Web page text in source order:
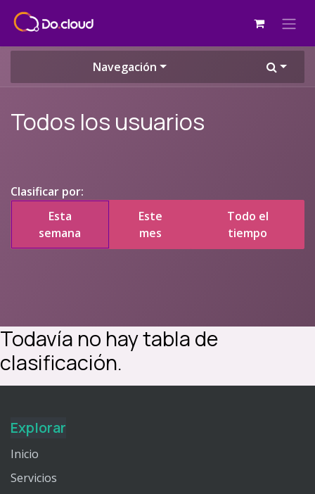
Navegación
Todos los usuarios
Clasificar por:
Esta
semana
Este
mes
Todo el
tiempo
Todavía no hay tabla de
clasificación.
Explorar
Inicio
Servicios